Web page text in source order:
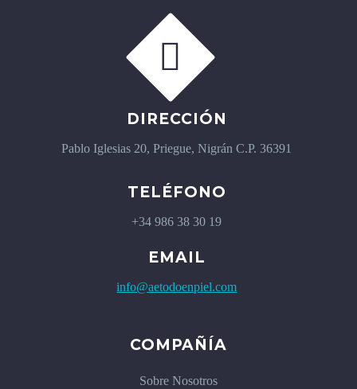


DIRECCIÓN
Pablo Iglesias 20, Priegue, Nigrán C.P. 36391
TELÉFONO
+34 986 38 30 19
EMAIL
info@aetodoenpiel.com
COMPAÑÍA
Sobre Nosotros